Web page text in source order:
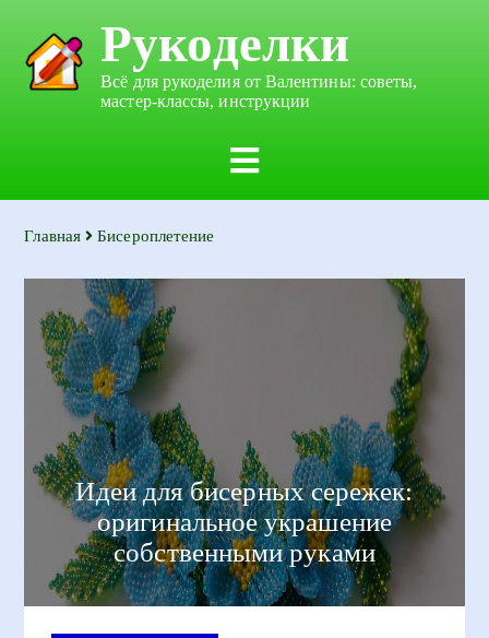
Рукоделки
Всё для рукоделия от Валентины: советы,
мастер-классы, инструкции
Главная Бисероплетение
Идеи для бисерных сережек:
оригинальное украшение
собственными руками